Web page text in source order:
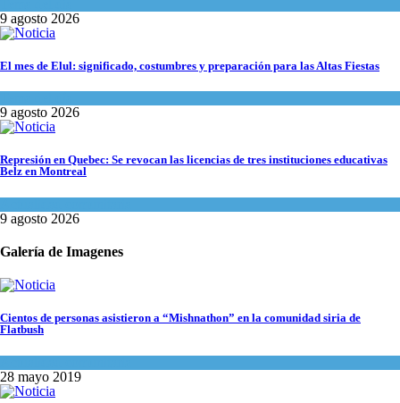
9 agosto 2026
El mes de Elul: significado, costumbres y preparación para las Altas Fiestas
9 agosto 2026
Represión en Quebec: Se revocan las licencias de tres instituciones educativas
Belz en Montreal
9 agosto 2026
Galería de Imagenes
Cientos de personas asistieron a “Mishnathon” en la comunidad siria de
Flatbush
28 mayo 2019